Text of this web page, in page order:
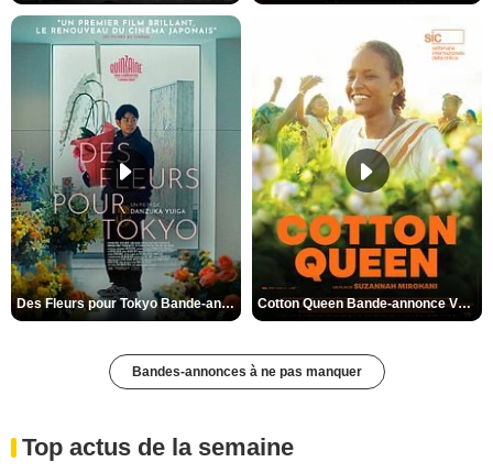
Des Fleurs pour Tokyo Bande-annonce VO STFR Cotton Queen Bande-annonce VO STFR
Bandes-annonces à ne pas manquer
Top actus de la semaine